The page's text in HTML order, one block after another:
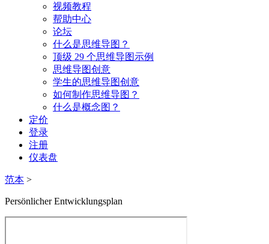
视频教程
帮助中心
论坛
什么是思维导图？
顶级 29 个思维导图示例
思维导图创意
学生的思维导图创意
如何制作思维导图？
什么是概念图？
定价
登录
注册
仪表盘
范本 >
Persönlicher Entwicklungsplan